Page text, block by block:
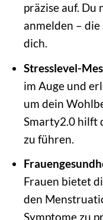
präzise auf. Du
anmelden –
dich.
Stresslevel-
im Auge und
um dein
Smarty2.0 hilft
zu führen.
Frauen bietet
den
Symptome zu